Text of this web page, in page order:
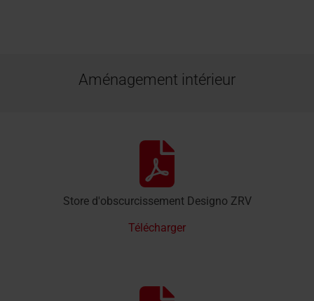
Aménagement intérieur
Store d'obscurcissement Designo ZRV
Télécharger